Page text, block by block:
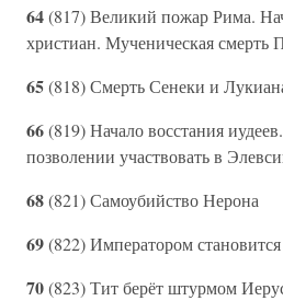
64(817) Великий пожар Рима.
христиан. Мученическая смерть
65(818) Смерть Сенеки и
66(819) Начало восстания
позволении участвовать в
68(821) Самоубийство Нерона
69(822) Императором
70(823) Тит берёт штурмом